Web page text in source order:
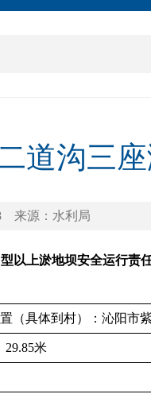
道沟三
来源：水利局
以上淤地坝安全运行责
（具体到村）：沁阳市
29.85米